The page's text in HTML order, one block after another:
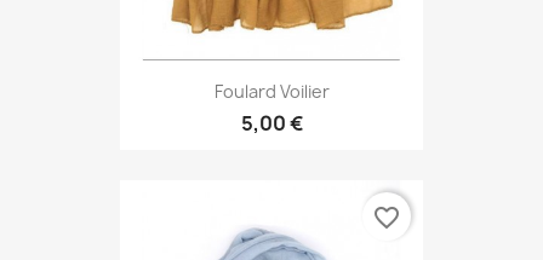
Foulard Voilier
5,00 €
favorite_border